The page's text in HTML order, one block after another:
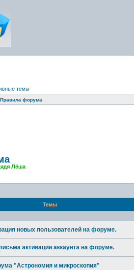
темы
Правила форума
Лёша
Темы
новых пользователей на форуме.
активации аккаунта на форуме.
"Астрономия и микроскопия"